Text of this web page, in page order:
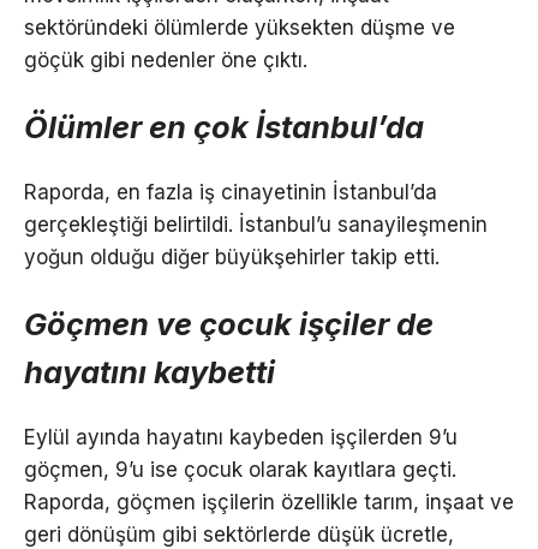
sektöründeki ölümlerde yüksekten düşme ve
göçük gibi nedenler öne çıktı.
Ölümler en çok İstanbul’da
Raporda, en fazla iş cinayetinin İstanbul’da
gerçekleştiği belirtildi. İstanbul’u sanayileşmenin
yoğun olduğu diğer büyükşehirler takip etti.
Göçmen ve çocuk işçiler de
hayatını kaybetti
Eylül ayında hayatını kaybeden işçilerden 9’u
göçmen, 9’u ise çocuk olarak kayıtlara geçti.
Raporda, göçmen işçilerin özellikle tarım, inşaat ve
geri dönüşüm gibi sektörlerde düşük ücretle,